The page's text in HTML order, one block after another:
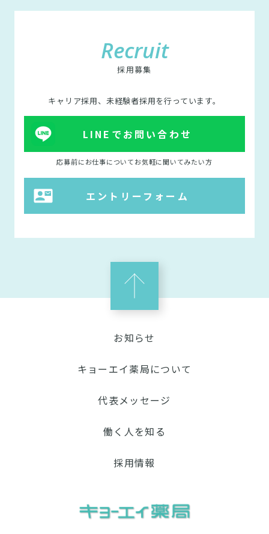
Recruit
採用募集
キャリア採用、未経験者採用を行っています。
LINEでお問い合わせ
応募前にお仕事についてお気軽に聞いてみたい方
エントリーフォーム
お知らせ
キョーエイ薬局について
代表メッセージ
働く人を知る
採用情報